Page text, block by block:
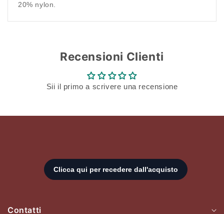
20% nylon.
Recensioni Clienti
Sii il primo a scrivere una recensione
Contatti